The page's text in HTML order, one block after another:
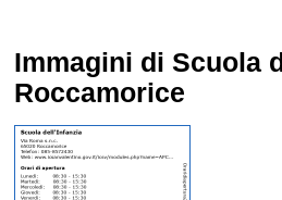
Immagini di Scuola
Roccamorice